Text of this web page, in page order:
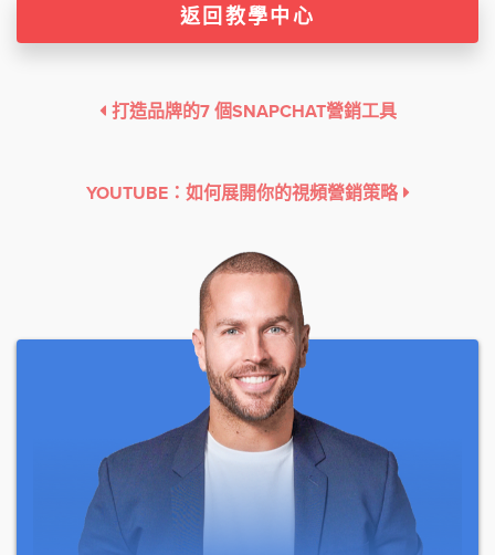
返回教學中心
打造品牌的7 個SNAPCHAT營銷工具
YOUTUBE：如何展開你的視頻營銷策略